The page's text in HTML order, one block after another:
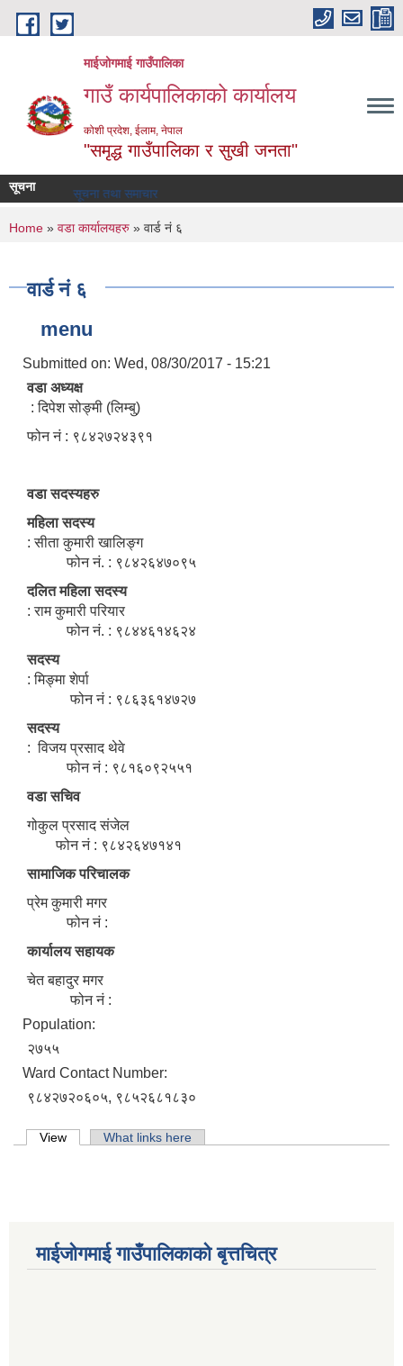
Skip to main content
माईजोगमाई गाउँपालिका
गाउँ कार्यपालिकाको कार्यालय
कोशी प्रदेश, ईलाम, नेपाल
"समृद्ध गाउँपालिका र सुखी जनता"
सूचना सूचना तथा समाचार
You are here
Home » वडा कार्यालयहरु » वार्ड नं ६
वार्ड नं ६
menu
Submitted on: Wed, 08/30/2017 - 15:21
वडा अध्यक्ष
: दिपेश सोङ्मी (लिम्बु)
फोन नं : ९८४२७२४३९१
वडा सदस्यहरु
महिला सदस्य
: सीता कुमारी खालिङ्ग
फोन नं. : ९८४२६४७०९५
दलित महिला सदस्य
: राम कुमारी परियार
फोन नं. : ९८४४६१४६२४
सदस्य
: मिङ्मा शेर्पा
फोन नं : ९८६३६१४७२७
सदस्य
: विजय प्रसाद थेवे
फोन नं : ९८१६०९२५५१
वडा सचिव
गोकुल प्रसाद संजेल
फोन नं : ९८४२६४७१४१
सामाजिक परिचालक
प्रेम कुमारी मगर
फोन नं :
कार्यालय सहायक
चेत बहादुर मगर
फोन नं :
Population:
२७५५
Ward Contact Number:
९८४२७२०६०५, ९८५२६८१८३०
Primary tabs
View (active tab)What links here
माईजोगमाई गाउँपालिकाको बृत्तचित्र